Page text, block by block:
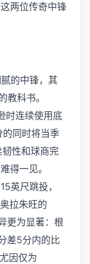
两位传奇中锋
的中锋，其
教科书。
时连续使用底
同时将当季
性和球商完
得一见。
英尺跳投，
拉朱旺的
更为显著：根
差5分内的比
因仅为